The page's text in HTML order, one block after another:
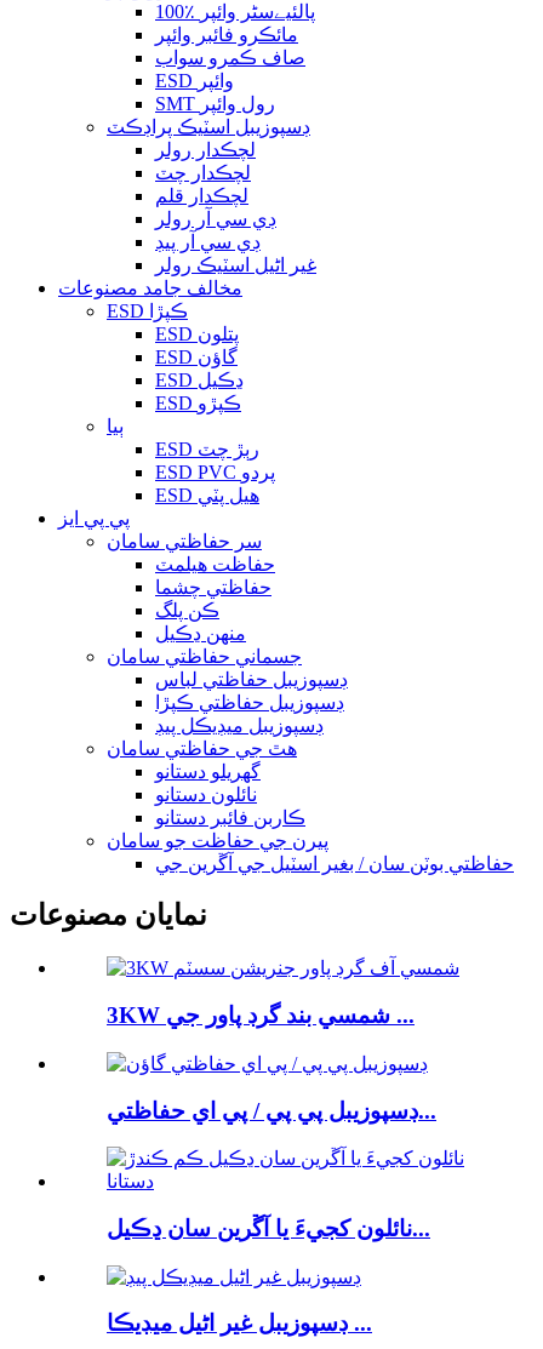
100٪ پالئیےسٹر وائپر
مائڪرو فائبر وائپر
صاف ڪمرو سواب
ESD وائپر
SMT رول وائپر
ڊسپوزيبل اسٽيڪ پراڊڪٽ
لچڪدار رولر
لچڪدار چٽ
لچڪدار قلم
ڊي سي آر رولر
ڊي سي آر پيڊ
غير اڻيل اسٽيڪ رولر
مخالف جامد مصنوعات
ESD ڪپڙا
ESD پتلون
ESD گاؤن
ESD ڍڪيل
ESD ڪپڙو
ٻيا
ESD رٻڙ چٽ
ESD PVC پردو
ESD هيل پٽي
پي پي ايز
سر حفاظتي سامان
حفاظت هيلمٽ
حفاظتي چشما
ڪن پلگ
منهن ڍڪيل
جسماني حفاظتي سامان
ڊسپوزيبل حفاظتي لباس
ڊسپوزيبل حفاظتي ڪپڙا
ڊسپوزيبل ميڊيڪل پيڊ
هٿ جي حفاظتي سامان
گهريلو دستانو
نائلون دستانو
ڪاربن فائبر دستانو
پيرن جي حفاظت جو سامان
حفاظتي بوٽن سان / بغير اسٽيل جي آڱرين جي
نمايان مصنوعات
3KW شمسي بند گرڊ پاور جي ...
ڊسپوزيبل پي پي / پي اي حفاظتي...
نائلون کجيءَ يا آڱرين سان ڍڪيل...
ڊسپوزيبل غير اڻيل ميڊيڪا ...